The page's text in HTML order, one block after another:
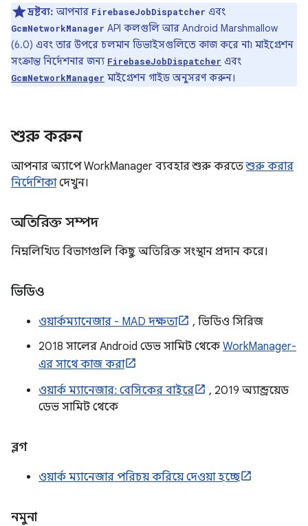
দ্রষ্টব্য: আপনার FirebaseJobDispatcher এবং
GcmNetworkManager API কলগুলি আর Android Marshmallow
(6.0) এবং তার উপরে চলমান ডিভাইসগুলিতে কাজ করে না৷ মাইগ্রেশন
সংক্রান্ত নির্দেশনার জন্য FirebaseJobDispatcher এবং
GcmNetworkManager মাইগ্রেশন গাইড অনুসরণ করুন।
শুরু করুন
আপনার অ্যাপে WorkManager ব্যবহার শুরু করতেশুরু করার
নির্দেশিকাদেখুন।
অতিরিক্ত সম্পদ
নিম্নলিখিত বিভাগগুলি কিছু অতিরিক্ত সংস্থান প্রদান করে।
ভিডিও
ওয়ার্কম্যানেজার - MAD দক্ষতা
, ভিডিও সিরিজ
2018 সালের Android ডেভ সামিট থেকে WorkManager-
এর সাথে কাজ করা
ওয়ার্ক ম্যানেজার: বেসিকের বাইরে
, 2019 অ্যান্ড্রয়েড
ডেভ সামিট থেকে
ব্লগ
ওয়ার্ক ম্যানেজার পরিচয় করিয়ে দেওয়া হচ্ছে
নমুনা